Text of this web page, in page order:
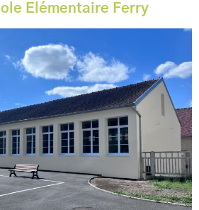
Elémentaire Ferry